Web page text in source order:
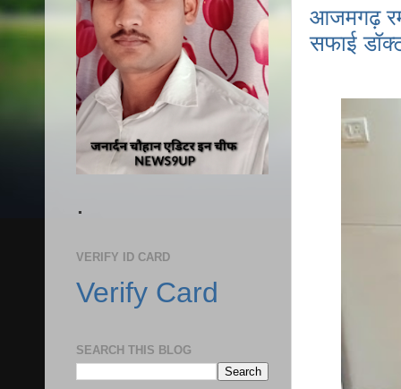
आजमगढ़
सफाई
.
VERIFY ID CARD
Verify Card
SEARCH THIS BLOG